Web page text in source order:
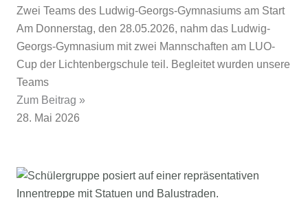
Zwei Teams des Ludwig-Georgs-Gymnasiums am Start
Am Donnerstag, den 28.05.2026, nahm das Ludwig-
Georgs-Gymnasium mit zwei Mannschaften am LUO-
Cup der Lichtenbergschule teil. Begleitet wurden unsere
Teams
Zum Beitrag »
28. Mai 2026